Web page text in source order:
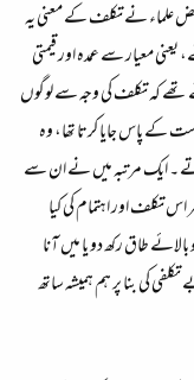
علماء نے تکلف کے معنی یہ
معیار سے عمدہ اور قیمتی
تھے کہ تکلف کی وجہ سے لوگوں
کے پاس جایا کرتا تھا، وہ
۔ ایک مرتبہ میں نے ان سے
اس تکلف اور اہتمام کی کیا
طاق رکھ دو یا میں آنا
کی بنا پر ہم ہمیشہ ساتھ